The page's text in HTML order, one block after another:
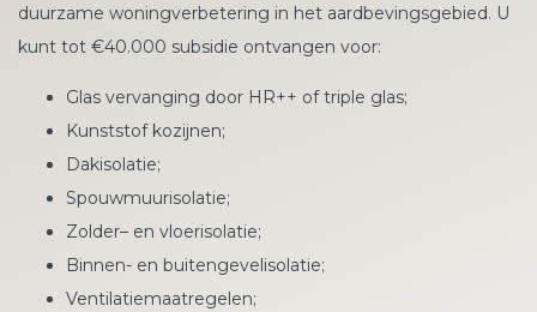
duurzame woningverbetering in het aardbevingsgebied. U
kunt tot €40.000 subsidie ontvangen voor:
Glas vervanging door HR++ of triple glas;
Kunststof kozijnen;
Dakisolatie;
Spouwmuurisolatie;
Zolder– en vloerisolatie;
Binnen- en buitengevelisolatie;
Ventilatiemaatregelen;